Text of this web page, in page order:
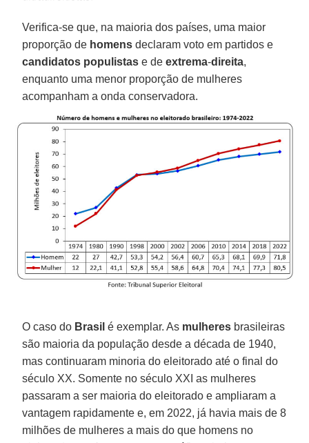
Verifica-se que, na maioria dos países, uma maior
proporção de homens declaram voto em partidos e
candidatos populistas e deextrema-direita,
enquanto uma menor proporção de mulheres
acompanham a onda conservadora.
O caso do Brasil é exemplar. As mulheres brasileiras
são maioria da população desde a década de 1940,
mas continuaram minoria do eleitorado até o final do
século XX. Somente no século XXI as mulheres
passaram a ser maioria do eleitorado e ampliaram a
vantagem rapidamente e, em 2022, já havia mais de 8
milhões de mulheres a mais do que homens no